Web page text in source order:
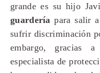
grande es su hijo
guardería para salir a
sufrir discriminación
embargo, gracias
especialista de